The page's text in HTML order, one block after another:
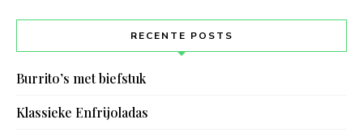
RECENTE POSTS
Burrito’s met biefstuk
Klassieke Enfrijoladas